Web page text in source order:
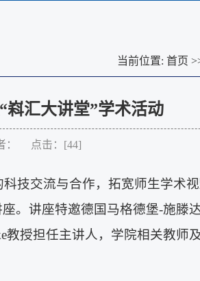
当前位置: 首页
嵙汇大讲堂”学术活动
： 点击：[44]
技交流与合作，拓宽师生学术
。讲座特邀德国马格德堡-施滕
教授担任主讲人，学院相关教师